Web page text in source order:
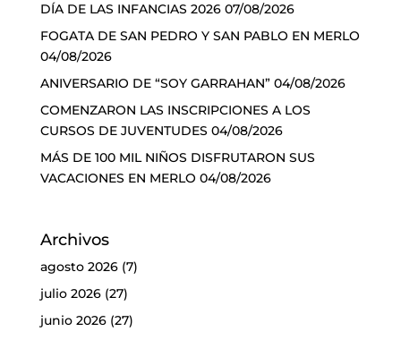
DÍA DE LAS INFANCIAS 2026 07/08/2026
FOGATA DE SAN PEDRO Y SAN PABLO EN MERLO
04/08/2026
ANIVERSARIO DE “SOY GARRAHAN” 04/08/2026
COMENZARON LAS INSCRIPCIONES A LOS
CURSOS DE JUVENTUDES 04/08/2026
MÁS DE 100 MIL NIÑOS DISFRUTARON SUS
VACACIONES EN MERLO 04/08/2026
Archivos
agosto 2026(7)
julio 2026(27)
junio 2026(27)